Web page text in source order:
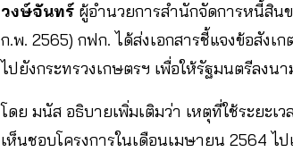
วงษ์จันทร์ ผู้อำนวยการสำนักจัดการหนี้สิน
ก.พ. 2565) กฟก. ได้ส่งเอกสารชี้แจงข้อสัง
ไปยังกระทรวงเกษตรฯ เพื่อให้รัฐมนตรีลงน
โดย มนัส อธิบายเพิ่มเติมว่า เหตุที่ใช้ระยะ
เห็นชอบโครงการในเดือนเมษายน 2564